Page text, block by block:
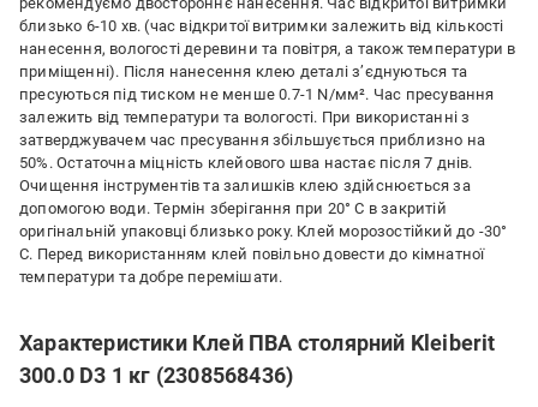
близько 6-10 хв. (час відкритої витримки залежить від кількості
нанесення, вологості деревини та повітря, а також температури в
приміщенні). Після нанесення клею деталі з’єднуються та
пресуються під тиском не менше 0.7-1 N/мм². Час пресування
залежить від температури та вологості. При використанні з
затверджувачем час пресування збільшується приблизно на
50%. Остаточна міцність клейового шва настає після 7 днів.
Очищення інструментів та залишків клею здійснюється за
допомогою води. Термін зберігання при 20° C в закритій
оригінальній упаковці близько року. Клей морозостійкий до -30°
C. Перед використанням клей повільно довести до кімнатної
температури та добре перемішати.
Характеристики Клей ПВА столярний Kleiberit
300.0 D3 1 кг (2308568436)